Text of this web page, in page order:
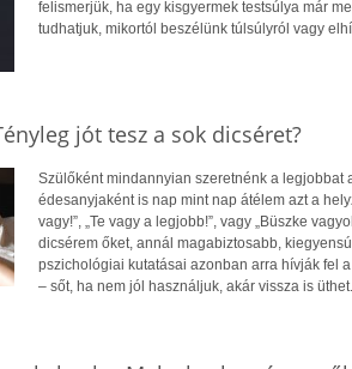
felismerjük, ha egy kisgyermek testsúlya már
tudhatjuk, mikortól beszélünk túlsúlyról vagy
jót tesz a sok dicséret?
Szülőként mindannyian szeretnénk a legjobbat
édesanyjaként is nap mint nap átélem azt a
vagy!”, „Te vagy a legjobb!”, vagy „Büszke
dicsérem őket, annál magabiztosabb,
pszichológiai kutatásai azonban arra hívják fel
– sőt, ha nem jól használjuk, akár vissza is üthet.